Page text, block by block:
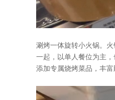
涮烤一体旋转小火锅。
一起，以单人餐位为主
添加专属烧烤菜品，丰